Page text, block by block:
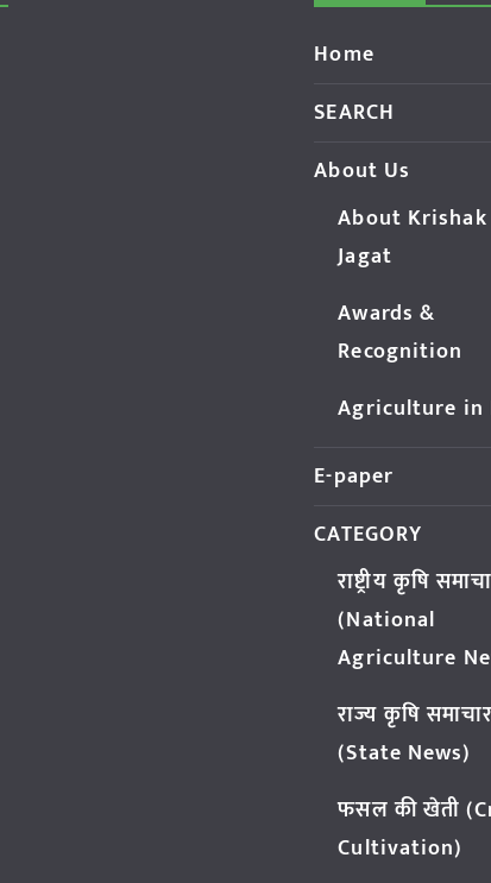
Home
SEARCH
About Us
About Krishak
Jagat
Awards &
Recognition
Agriculture in
E-paper
CATEGORY
राष्ट्रीय कृषि
(National
Agriculture
राज्य कृषि समाचार
(State News)
फसल की खेती
Cultivation)